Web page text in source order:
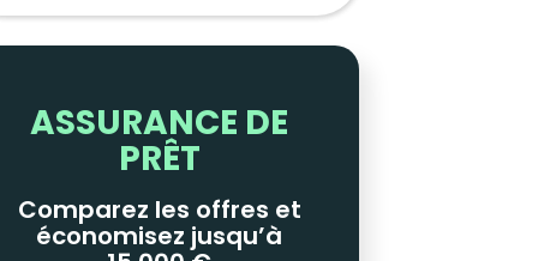
ASSURANCE DE
PRÊT
Comparez les offres et
économisez jusqu’à